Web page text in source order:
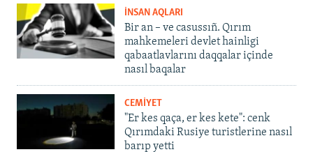
İNSAN AQLARI
Bir an – ve casussıñ. Qırım
mahkemeleri devlet hainligi
qabaatlavlarını daqqalar içinde
nasıl baqalar
CEMİYET
"Er kes qaça, er kes kete": cenk
Qırımdaki Rusiye turistlerine nasıl
barıp yetti